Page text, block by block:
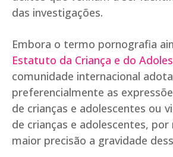
das investigações.
Embora o termo pornografia
Estatuto da Criança e do
comunidade internacional adota
preferencialmente as
de crianças e adolescentes ou
de crianças e adolescentes,
maior precisão a gravidade